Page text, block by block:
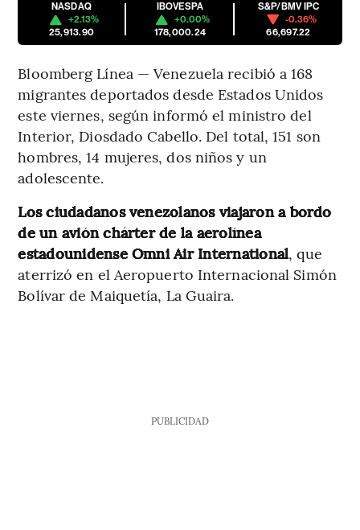
NASDAQ
+2.13%
25,913.90
IBOVESPA
+0.00%
178,000.24
S&P/BMV IPC
-0.36%
66,697.22
Bloomberg Línea — Venezuela recibió a 168
migrantes deportados desde Estados Unidos
este viernes, según informó el ministro del
Interior, Diosdado Cabello. Del total, 151 son
hombres, 14 mujeres, dos niños y un
adolescente.
Los ciudadanos venezolanos viajaron a bordo
de un avión chárter de la aerolínea
estadounidense Omni Air International, que
aterrizó en el Aeropuerto Internacional Simón
Bolívar de Maiquetía, La Guaira.
PUBLICIDAD